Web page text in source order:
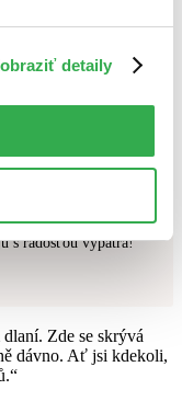
detaily
podmienkam.
s radosťou vypátra!
Zde se skrývá
dávno. Ať jsi kdekoli,